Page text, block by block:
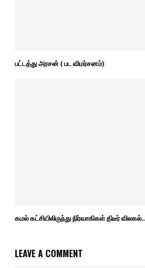
பட்டத்து அரசன் ( பட விமர்சனம்)
கமல் கட்சியிலிருந்து நிர்வாகிகள் திடீர் விலகல்..
LEAVE A COMMENT